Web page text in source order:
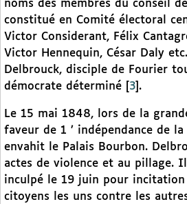
noms des membres du conseil
constitué en Comité électoral
Victor Considerant, Félix
Victor Hennequin, César Daly
Delbrouck, disciple de Fourier
démocrate déterminé
3 .
Le 15 mai 1848, lors de la
faveur de 1 ’ indépendance de
envahit le Palais Bourbon.
actes de violence et au pillage.
inculpé le 19 juin pour incitation
citoyens les uns contre les